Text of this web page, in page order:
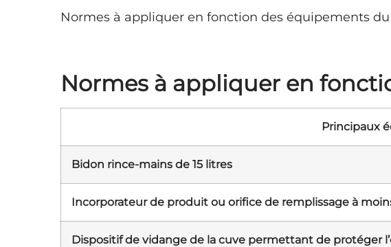
Normes à appliquer en fonction des équipements du
Normes à appliquer en
Principaux
Bidon rince-mains de 15 litres
Incorporateur de produit ou orifice de remplissage à
Dispositif de vidange de la cuve permettant de protéger